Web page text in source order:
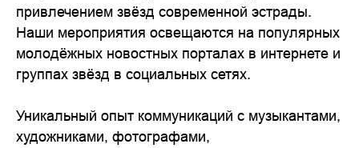
привлечением звёзд современной эстрады.
Наши мероприятия освещаются на популярных
молодёжных новостных порталах в интернете и
группах звёзд в социальных сетях.
Уникальный опыт коммуникаций с музыкантами,
художниками, фотографами,